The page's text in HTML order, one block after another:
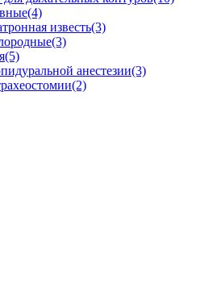
(4)
известь(3)
(3)
(5)
анестезии(3)
(2)